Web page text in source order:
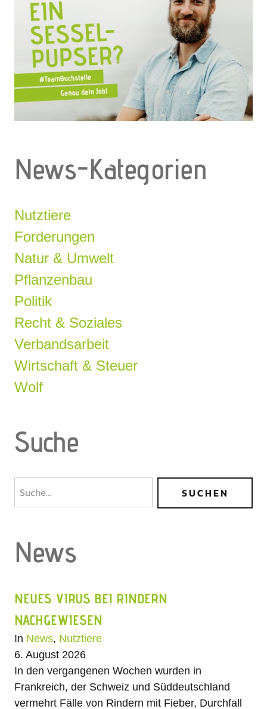
News-Kategorien
Nutztiere
Forderungen
Natur & Umwelt
Pflanzenbau
Politik
Recht & Soziales
Verbandsarbeit
Wirtschaft & Steuer
Wolf
Suche
News
NEUES VIRUS BEI RINDERN
NACHGEWIESEN
In News, Nutztiere
6. August 2026
In den vergangenen Wochen wurden in
Frankreich, der Schweiz und Süddeutschland
vermehrt Fälle von Rindern mit Fieber, Durchfall